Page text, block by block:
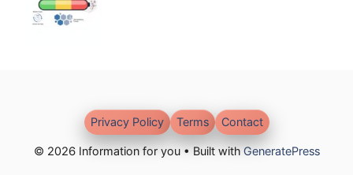
© 2026 Information for you • Built with GeneratePress
Privacy Policy Terms Contact